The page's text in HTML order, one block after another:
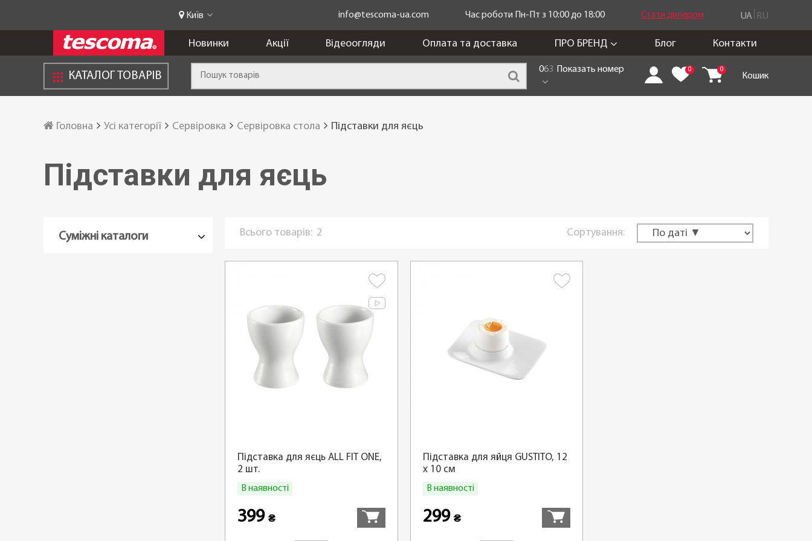
Київ info@tescoma-ua.com Час роботи Пн-Пт з 10:00 до 18:00 Стати дилером UA RU
Новинки Акції Відеоогляди Оплата та доставка ПРО БРЕНД Блог Контакти
КАТАЛОГ ТОВАРІВ
063 Показать номер 0 0
Кошик
Головна Усі категорії Сервіровка Сервіровка стола Підставки для яєць
Підставки для яєць
Суміжні каталоги Всього товарів: 2 Сортування:
Підставка для яєць ALL FIT ONE,
2 шт.
В наявності
399 ₴
Підставка для яйця GUSTITO, 12
x 10 см
В наявності
299 ₴